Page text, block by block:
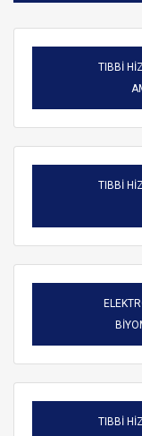
TIBBİ
TIBBİ
TIBBİ